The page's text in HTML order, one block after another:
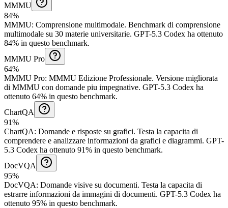
MMMU
84%
MMMU: Comprensione multimodale. Benchmark di comprensione
multimodale su 30 materie universitarie. GPT-5.3 Codex ha ottenuto
84% in questo benchmark.
MMMU Pro
64%
MMMU Pro: MMMU Edizione Professionale. Versione migliorata
di MMMU con domande piu impegnative. GPT-5.3 Codex ha
ottenuto 64% in questo benchmark.
ChartQA
91%
ChartQA: Domande e risposte su grafici. Testa la capacita di
comprendere e analizzare informazioni da grafici e diagrammi. GPT-
5.3 Codex ha ottenuto 91% in questo benchmark.
DocVQA
95%
DocVQA: Domande visive su documenti. Testa la capacita di
estrarre informazioni da immagini di documenti. GPT-5.3 Codex ha
ottenuto 95% in questo benchmark.